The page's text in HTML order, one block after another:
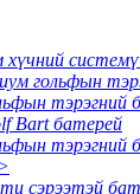
хүчний
гольфын
тэрэгний
Bart батерей
тэрэгний
сэрээтэй